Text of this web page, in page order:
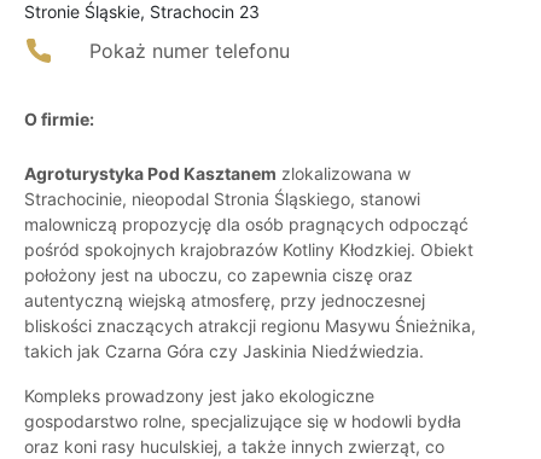
Stronie Śląskie, Strachocin 23
Pokaż numer telefonu
O firmie:
Agroturystyka Pod Kasztanem zlokalizowana w
Strachocinie, nieopodal Stronia Śląskiego, stanowi
malowniczą propozycję dla osób pragnących odpocząć
pośród spokojnych krajobrazów Kotliny Kłodzkiej. Obiekt
położony jest na uboczu, co zapewnia ciszę oraz
autentyczną wiejską atmosferę, przy jednoczesnej
bliskości znaczących atrakcji regionu Masywu Śnieżnika,
takich jak Czarna Góra czy Jaskinia Niedźwiedzia.
Kompleks prowadzony jest jako ekologiczne
gospodarstwo rolne, specjalizujące się w hodowli bydła
oraz koni rasy huculskiej, a także innych zwierząt, co